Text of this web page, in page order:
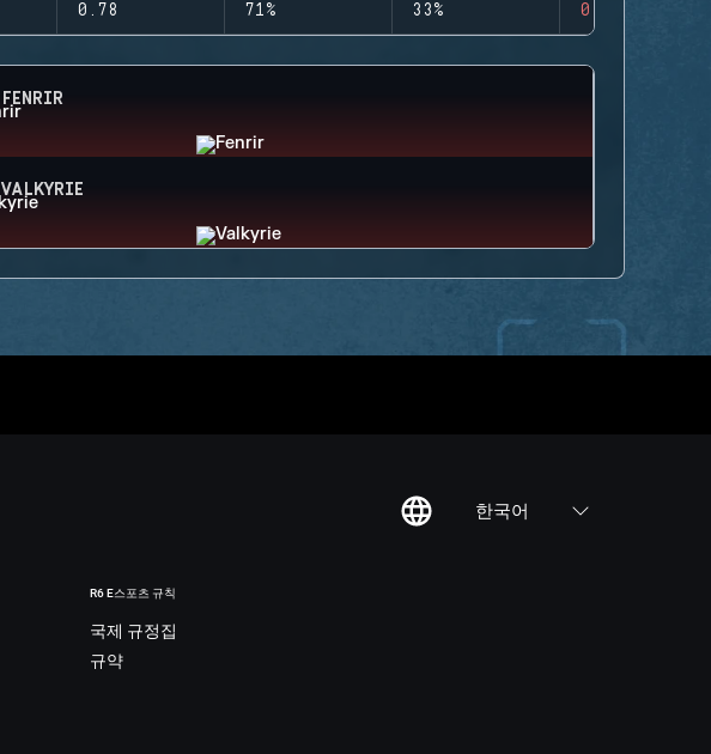
0.78 71% 33% 0
FENRIR
VALKYRIE
한국어
R6 E스포츠 규칙
국제 규정집
규약